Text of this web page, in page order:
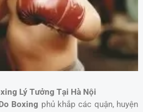
Lý Tưởng Tại Hà Nội
Boxing phủ khắp các quận, huyện